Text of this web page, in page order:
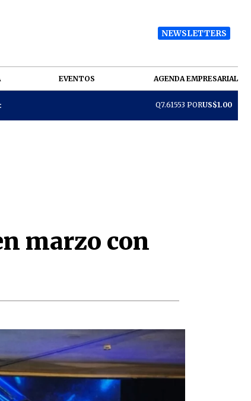
NEWSLETTERS
EVENTOS AGENDA EMPRESARIAL
Q7.61553 PORUS$1.00
marzo con